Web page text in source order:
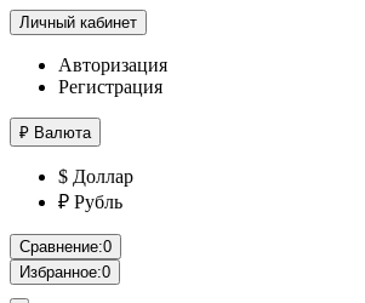
Личный кабинет
Авторизация
Регистрация
₽ Валюта
$ Доллар
₽ Рубль
Сравнение:0
Избранное:0